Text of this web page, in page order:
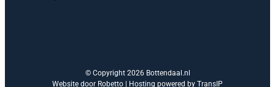
© Copyright 2026 Bottendaal.nl
Website door Robetto | Hosting powered by TransIP